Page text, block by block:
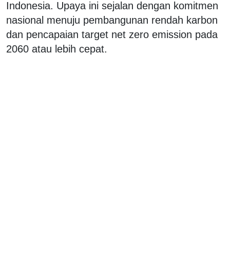
Indonesia. Upaya ini sejalan dengan komitmen
nasional menuju pembangunan rendah karbon
dan pencapaian target net zero emission pada
2060 atau lebih cepat.